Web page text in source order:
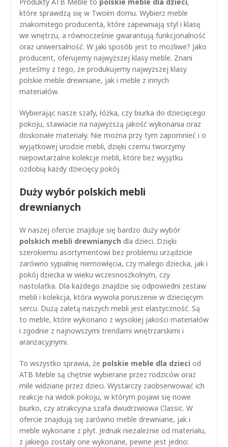
które sprawdzą się w Twoim domu. Wybierz meble
znakomitego producenta, które zapewniają styl i klasę
we wnętrzu, a równocześnie gwarantują funkcjonalność
oraz uniwersalność. W jaki sposób jest to możliwe? Jako
producent, oferujemy najwyższej klasy meble. Znani
jesteśmy z tego, że produkujemy najwyższej klasy
polskie meble drewniane, jak i meble z innych
materiałów.
Wybierając nasze szafy, łóżka, czy biurka do dziecięcego
pokoju, stawiacie na najwyższą jakość wykonania oraz
doskonałe materiały. Nie można przy tym zapomnieć i o
wyjątkowej urodzie mebli, dzięki czemu tworzymy
niepowtarzalne kolekcje mebli, które bez wyjątku
ozdobią każdy dziecięcy pokój.
Duży wybór polskich mebli
drewnianych
W naszej ofercie znajduje się bardzo duży wybór
polskich mebli drewnianych dla dzieci. Dzięki
szerokiemu asortymentowi bez problemu urządzicie
zarówno sypialnię niemowlęcia, czy małego dziecka, jak i
pokój dziecka w wieku wczesnoszkolnym, czy
nastolatka. Dla każdego znajdzie się odpowiedni zestaw
mebli i kolekcja, która wywoła poruszenie w dziecięcym
sercu. Dużą zaletą naszych mebli jest elastyczność. Są
to meble, które wykonano z wysokiej jakości materiałów
i zgodnie z najnowszymi trendami wnętrzarskimi i
aranżacyjnymi.
To wszystko sprawia, że polskie meble dla dzieci od
ATB Meble są chętnie wybierane przez rodziców oraz
mile widziane przez dzieci. Wystarczy zaobserwować ich
reakcje na widok pokoju, w którym pojawi się nowe
biurko, czy atrakcyjna szafa dwudrzwiowa Classic. W
ofercie znajdują się zarówno meble drewniane, jak i
meble wykonane z płyt. Jednak niezależnie od materiału,
z jakiego zostały one wykonane, pewne jest jedno: